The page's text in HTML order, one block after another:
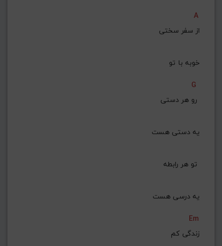
A
از سفر سختی
خوبه با تو
G
یه دستی هست
یه درسی هست
Em
زندگی کم